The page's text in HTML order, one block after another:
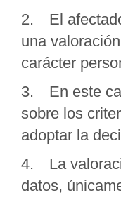
2. El
una
carácter
3. En este
sobre los
adoptar la
4. La
datos,